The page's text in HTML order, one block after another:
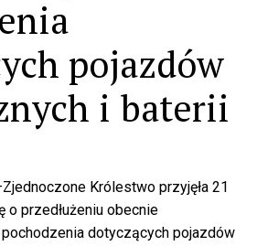
pojazdów
i baterii
Królestwo przyjęła 21
o przedłużeniu obecnie
dotyczących pojazdów